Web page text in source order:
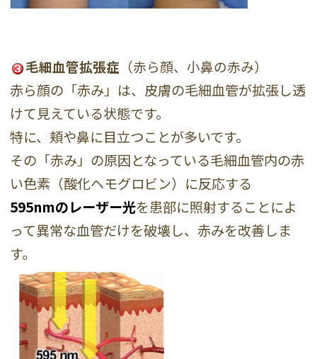
毛細血管拡張症 （赤ら顔、小鼻の赤み）
赤ら顔の「赤み」は、皮膚の毛細血管が拡張し透
けて見えている状態です。
特に、頬や鼻に目立つことが多いです。
その「赤み」の原因となっている毛細血管内の赤
い色素（酸化ヘモグロビン）に反応する
595nmのレーザー光を患部に照射することによ
って異常な血管だけを破壊し、赤みを改善しま
す。